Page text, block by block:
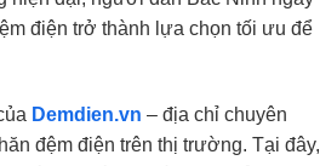
điện trở thành lựa chọn tối ưu để
Demdien.vn – địa chỉ chuyên
đệm điện trên thị trường. Tại đây,